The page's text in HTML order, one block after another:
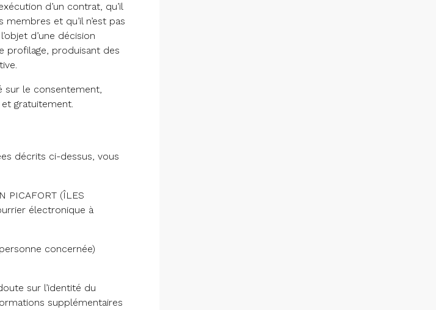
d’un contrat, qu’il
et qu’il n’est pas
d’une décision
profilage, produisant des
sur le consentement,
gratuitement.
décrits ci-dessus, vous
PICAFORT (ÎLES
électronique à
concernée)
sur l’identité du
supplémentaires